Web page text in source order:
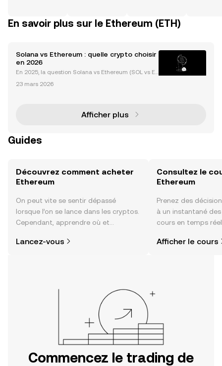
En savoir plus sur le Ethereum (ETH)
Solana vs Ethereum : quelle crypto choisir
en 2026
En 2025, la question Solana vs Ethereum (SOL vs ET
vers crypto. Ethereum demeure la référence incont
23 mars 2026
Afficher plus
Guides
Découvrez comment acheter
Ethereum
On peut vite se sentir dépassé
lorsque l’on se lance dans les cryptos.
Cependant, apprendre où et
plus simple que vous ne l’imaginez.
Lancez-vous
Consultez le
Ethereum
Prenez des
à un instantané
cours en temps
actualités et bien
Afficher le cours
Commencez le trading de